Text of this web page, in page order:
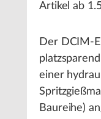
Artikel ab
Der DCIM-
einer
Baureihe)